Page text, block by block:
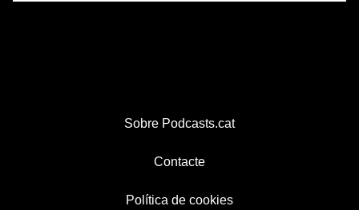
Sobre Podcasts.cat
Contacte
Política de cookies